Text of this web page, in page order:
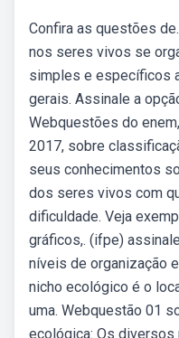
Confira as questões
nos seres vivos se
simples e específicos
gerais. Assinale a
Webquestões do
2017, sobre
seus conhecimentos
dos seres vivos com
dificuldade. Veja
gráficos,. (ifpe)
níveis de organização
nicho ecológico é o
uma. Webquestão 01
ecológica: Os